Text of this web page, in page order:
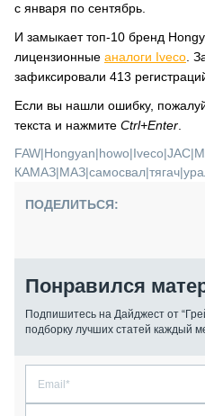
с января по сентябрь.
И замыкает топ-10 бренд
лицензионные аналоги Iveco .
зафиксировали 413
Если вы нашли ошибку,
текста и нажмите Ctrl+Enter
FAW|Hongyan|howo|Iveco|JAC|
КАМАЗ|МАЗ|самосвал|тягач|
ПОДЕЛИТЬСЯ:
Понравился
Подпишитесь на Дайджест от
подборку лучших статей каждый